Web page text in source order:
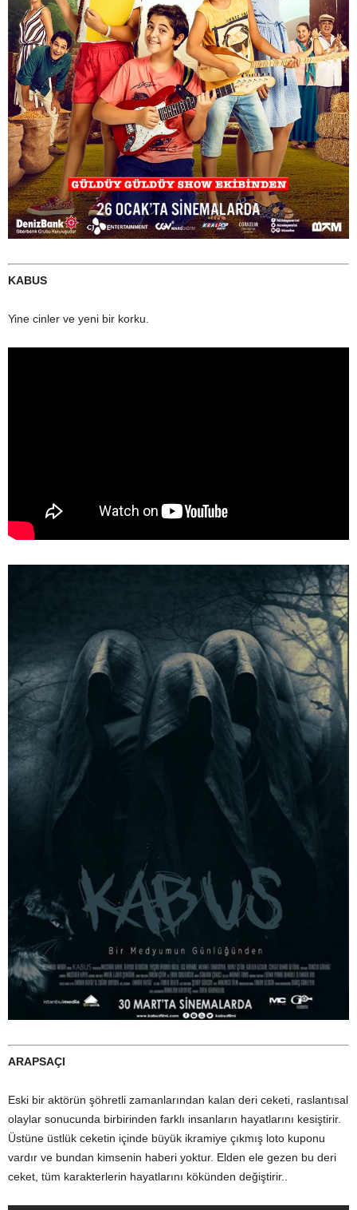
KABUS
Yine cinler ve yeni bir korku.
ARAPSAÇI
Eski bir aktörün şöhretli zamanlarından kalan deri ceketi, raslantısal
olaylar sonucunda birbirinden farklı insanların hayatlarını kesiştirir.
Üstüne üstlük ceketin içinde büyük ikramiye çıkmış loto kuponu
vardır ve bundan kimsenin haberi yoktur. Elden ele gezen bu deri
ceket, tüm karakterlerin hayatlarını kökünden değiştirir..